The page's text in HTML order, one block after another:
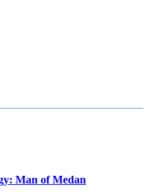
Man of Medan